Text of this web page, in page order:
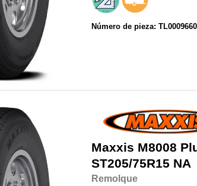
Número de pieza:
Maxxis M8008
ST205/75R15 NA
Remolque